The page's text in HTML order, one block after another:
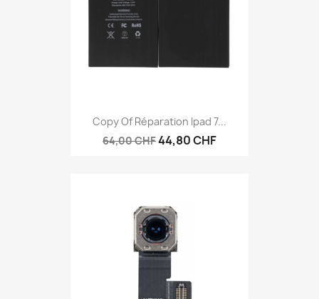
Copy Of Réparation Ipad 7...
64,00 CHF44,80 CHF